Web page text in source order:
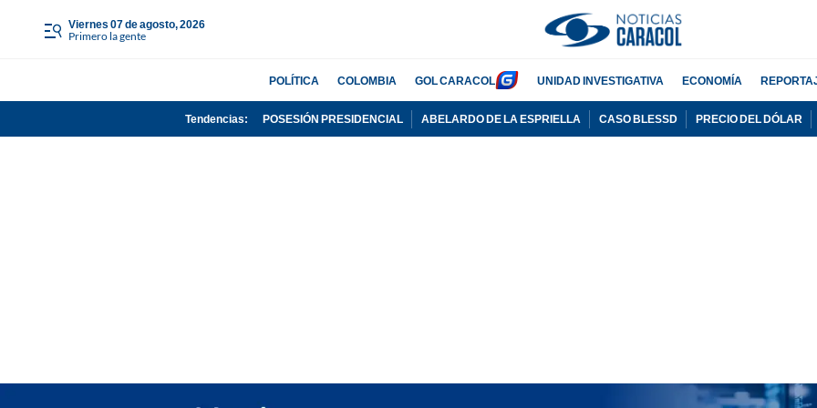
viernes 07 de agosto, 2026
Primero la gente
POLÍTICA COLOMBIA GOL CARACOL UNIDAD INVESTIGATIVA ECONOMÍA
Tendencias: POSESIÓN PRESIDENCIAL ABELARDO DE LA ESPRIELLA CASO BLESSD PRECIO DEL DÓLAR